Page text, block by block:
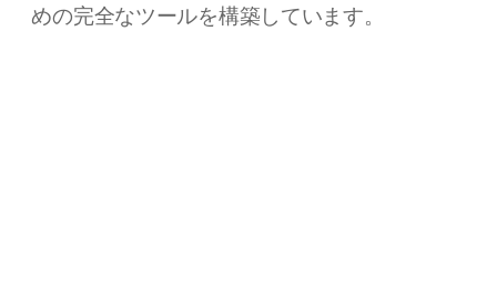
めの完全なツールを構築しています。